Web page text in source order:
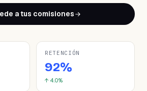
a tus comisiones
RETENCIÓN
92%
↑ 4.0%